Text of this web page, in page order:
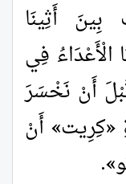
أَثِينَا
الْأَعْدَاءُ فِي
أَنْ نَخْسَرَ
«كِرِيت»أَنْ
»
.